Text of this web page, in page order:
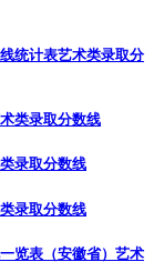
统计表艺术类录取分
类录取分数线
录取分数线
录取分数线
览表（安徽省） 艺术